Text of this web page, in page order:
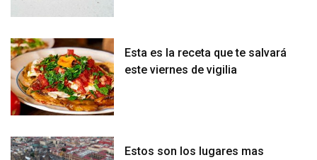
Esta es la receta que te salvará
este viernes de vigilia
Estos son los lugares mas